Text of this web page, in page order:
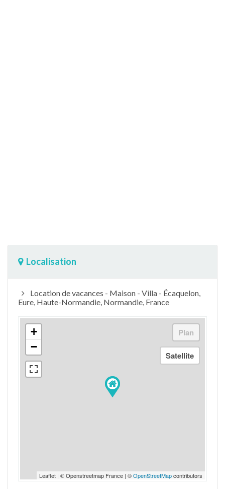
Localisation
Location de vacances - Maison - Villa - Écaquelon,
Eure, Haute-Normandie, Normandie, France
+
−
Leaflet | © Openstreetmap France | ©OpenStreetMapcontributors